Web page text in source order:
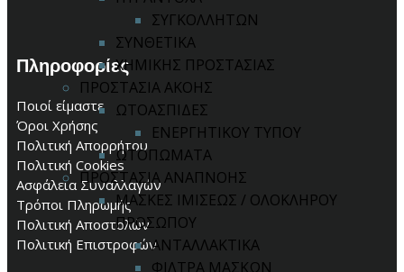
ΣΥΓΚΟΛΛΗΤΩΝ
ΣΥΝΘΕΤΙΚΑ
ΧΗΜΙΚΗΣ ΠΡΟΣΤΑΣΙΑΣ
ΠΡΟΣΤΑΣΙΑ ΑΚΟΗΣ
ΩΤΟΑΣΠΙΔΕΣ
ΕΝΕΡΓΗΤΙΚΟΥ ΤΥΠΟΥ
ΩΤΟΠΩΜΑΤΑ
ΠΡΟΣΤΑΣΙΑ ΑΝΑΠΝΟΗΣ
ΜΑΣΚΕΣ ΙΜΙΣΕΩΣ / ΟΛΟΚΛΗΡΟΥ
ΠΡΟΣΩΠΟΥ
ΑΝΤΑΛΛΑΚΤΙΚΑ
ΦΙΛΤΡΑ ΜΑΣΚΩΝ
Πληροφορίες
Ποιοί είμαστε
Όροι Χρήσης
Πολιτική Απορρήτου
Πολιτική Cookies
Ασφάλεια Συναλλαγών
Τρόποι Πληρωμής
Πολιτική Αποστολών
Πολιτική Επιστροφών